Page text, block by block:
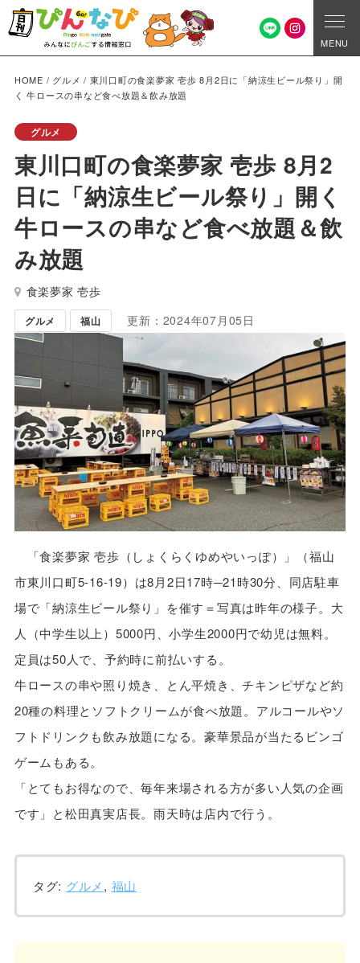
MENU
HOME / グルメ / 東川口町の食楽夢家 壱歩 8月2日に「納涼生ビール祭り」開
く 牛ロースの串など食べ放題＆飲み放題
グルメ
東川口町の食楽夢家 壱歩 8月2
日に「納涼生ビール祭り」開く
牛ロースの串など食べ放題＆飲
み放題
食楽夢家 壱歩
グルメ 福山 更新：2024年07月05日
「食楽夢家 壱歩（しょくらくゆめやいっぽ）」（福山
市東川口町5-16-19）は8月2日17時─21時30分、同店駐車
場で「納涼生ビール祭り」を催す＝写真は昨年の様子。大
人（中学生以上）5000円、小学生2000円で幼児は無料。
定員は50人で、予約時に前払いする。
牛ロースの串や照り焼き、とん平焼き、チキンピザなど約
20種の料理とソフトクリームが食べ放題。アルコールやソ
フトドリンクも飲み放題になる。豪華景品が当たるビンゴ
ゲームもある。
「とてもお得なので、毎年来場される方が多い人気の企画
です」と松田真実店長。雨天時は店内で行う。
タグ: グルメ , 福山